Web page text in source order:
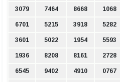
3079 7464 8668 1068
6701 5215 3918 5282
3601 5022 1954 5593
1936 8208 8161 2728
6545 9402 4910 0767